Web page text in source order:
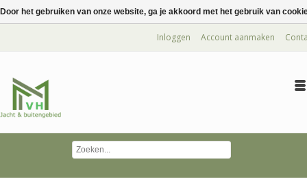
Inloggen Account aanmaken
Door het gebruiken van onze website, ga je akkoord met het gebruik van